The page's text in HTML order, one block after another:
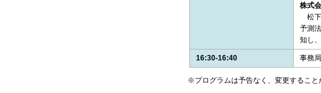
株式
松下
予測
知し
16:30-16:40 事務
※プログラムは予告なく、変更すること